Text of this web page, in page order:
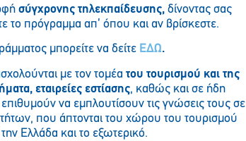
σύγχρονης τηλεκπαίδευσης, δίνοντας σας
το πρόγραμμα απ’ όπου και αν βρίσκεστε.
μπορείτε να δείτε ΕΔΩ.
με τον τομέα του τουρισμού και της
εταιρείες εστίασης, καθώς και σε ήδη
να εμπλουτίσουν τις γνώσεις τους σε
που άπτονται του χώρου του τουρισμού
Ελλάδα και το εξωτερικό.